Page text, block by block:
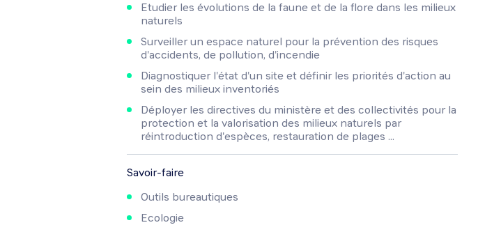
Etudier les évolutions de la faune et de la flore dans les milieux
naturels
Surveiller un espace naturel pour la prévention des risques
d'accidents, de pollution, d'incendie
Diagnostiquer l'état d'un site et définir les priorités d'action au
sein des milieux inventoriés
Déployer les directives du ministère et des collectivités pour la
protection et la valorisation des milieux naturels par
réintroduction d'espèces, restauration de plages ...
Savoir-faire
Outils bureautiques
Ecologie